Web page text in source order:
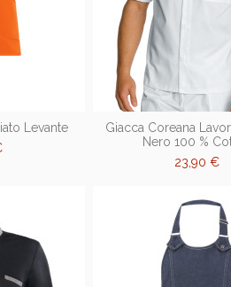
Levante
Giacca Coreana
Nero 100 %
23,90 €